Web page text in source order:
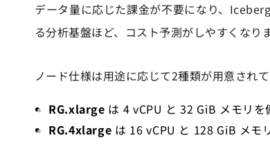
データ量に応じた課金が不要になり、
る分析基盤ほど、コスト予測がしやすくなりま
ノード仕様は用途に応じて2種類が用意されて
RG.xlarge は 4 vCPU と 32 GiB メモリを
RG.4xlarge は 16 vCPU と 128 GiB メモ